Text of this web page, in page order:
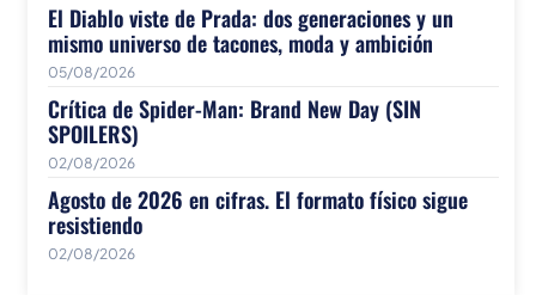
El Diablo viste de Prada: dos generaciones y un
mismo universo de tacones, moda y ambición
05/08/2026
Crítica de Spider-Man: Brand New Day (SIN
SPOILERS)
02/08/2026
Agosto de 2026 en cifras. El formato físico sigue
resistiendo
02/08/2026